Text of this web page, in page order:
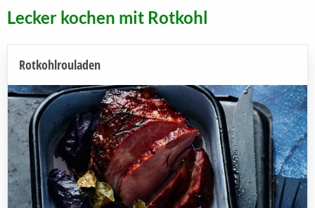
Lecker kochen mit Rotkohl
Rotkohlrouladen